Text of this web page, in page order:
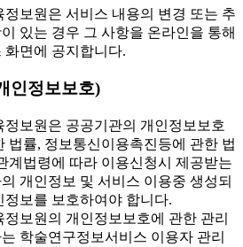
보원은 서비스 내용의 변경 또는 추
있는 경우 그 사항을 온라인을 통해
화면에 공지합니다.
인정보보호)
보원은 공공기관의 개인정보보호
법률, 정보통신이용촉진등에 관한 법
계법령에 따라 이용신청시 제공받는
개인정보 및 서비스 이용중 생성되
정보를 보호하여야 합니다.
보원의 개인정보보호에 관한 관리
학술연구정보서비스 이용자 관리